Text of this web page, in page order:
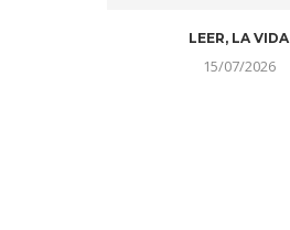
LEER, LA VIDA
15/07/2026